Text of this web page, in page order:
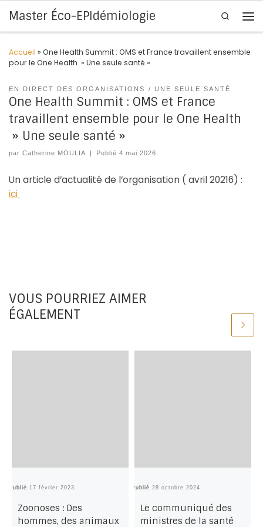
Skip to content
Master Éco-EPIdémiologie
Search
Accueil » One Health Summit : OMS et France travaillent ensemble
pour le One Health » Une seule santé »
EN DIRECT DES ORGANISATIONS UNE SEULE SANTÉ
One Health Summit : OMS et France
travaillent ensemble pour le One Health
» Une seule santé »
par Catherine MOULIA Publié 4 mai 2026
Un article d’actualité de l’organisation ( avril 20216) :
ici
VOUS POURRIEZ AIMER
ÉGALEMENT
Publié 17 février 2023
Zoonoses : Des
hommes, des animaux
Publié28 octobre 2024
Le communiqué des
ministres de la santé